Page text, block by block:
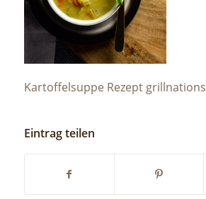
Kartoffelsuppe Rezept grillnations
Eintrag teilen